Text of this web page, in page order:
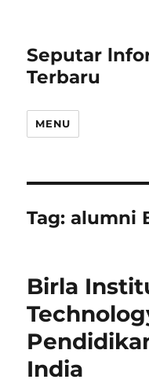
Seputar
Terbaru
MENU
Tag:alumni
Birla
India